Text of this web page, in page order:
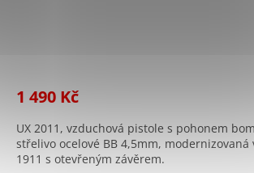
1 490 Kč
UX 2011, vzduchová pistole s pohonem
střelivo ocelové BB 4,5mm, modernizovaná
1911 s otevřeným závěrem.